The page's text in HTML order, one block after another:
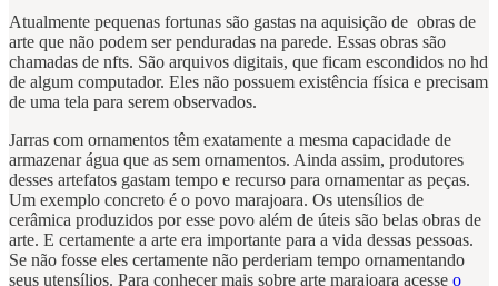
Atualmente pequenas fortunas são gastas na aquisição de obras de
arte que não podem ser penduradas na parede. Essas obras são
chamadas de nfts. São arquivos digitais, que ficam escondidos no hd
de algum computador. Eles não possuem existência física e precisam
de uma tela para serem observados.
Jarras com ornamentos têm exatamente a mesma capacidade de
armazenar água que as sem ornamentos. Ainda assim, produtores
desses artefatos gastam tempo e recurso para ornamentar as peças.
Um exemplo concreto é o povo marajoara. Os utensílios de
cerâmica produzidos por esse povo além de úteis são belas obras de
arte. E certamente a arte era importante para a vida dessas pessoas.
Se não fosse eles certamente não perderiam tempo ornamentando
seus utensílios. Para conhecer mais sobre arte marajoara acesse o